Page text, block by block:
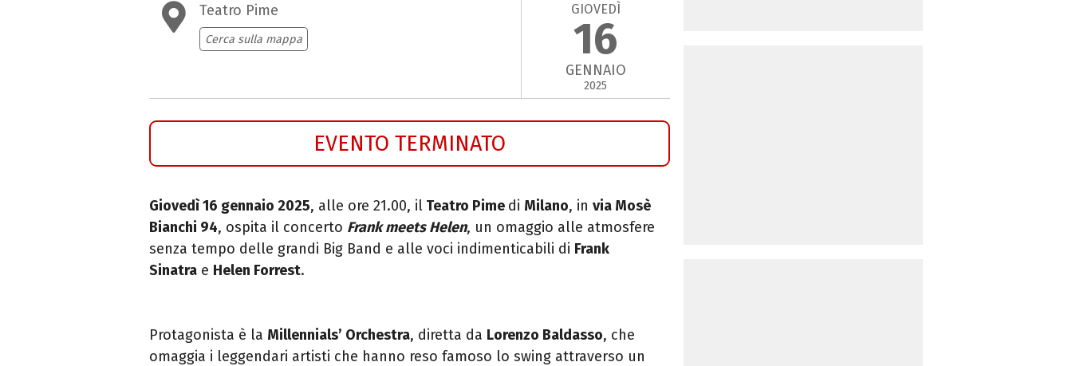
Teatro Pime
Cerca sulla mappa
GIOVEDÌ
16
GENNAIO
2025
EVENTO TERMINATO
Giovedì 16 gennaio 2025, alle ore 21.00, il Teatro Pime di Milano, in via Mosè
Bianchi 94, ospita il concerto Frank meets Helen, un omaggio alle atmosfere
senza tempo delle grandi Big Band e alle voci indimenticabili di Frank
Sinatra e Helen Forrest.
Protagonista è la Millennials’ Orchestra, diretta da Lorenzo Baldasso, che
omaggia i leggendari artisti che hanno reso famoso lo swing attraverso un